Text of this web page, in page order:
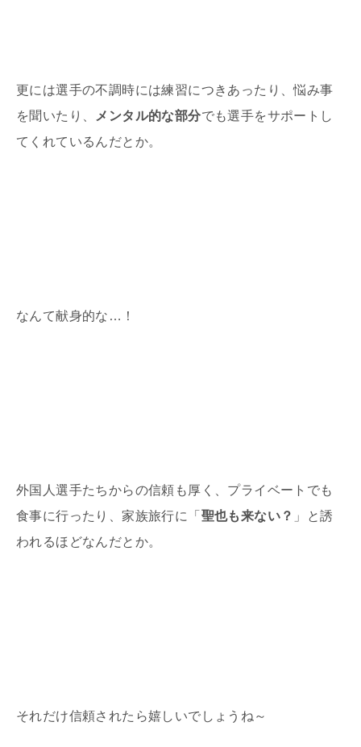
更には選手の不調時には練習につきあったり、悩み事
を聞いたり、
メンタル的な部分でも選手をサポートし
てくれているんだとか。
なんて献身的な … ！
外国人選手たちからの信頼も厚く、プライベートでも
食事に行ったり、家族旅行に「 聖也も来ない？ 」と誘
われるほどなんだとか。
それだけ信頼されたら嬉しいでしょうね～